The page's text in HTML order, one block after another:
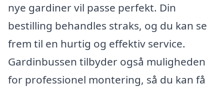
nye gardiner vil passe perfekt. Din
bestilling behandles straks, og du kan se
frem til en hurtig og effektiv service.
Gardinbussen tilbyder også muligheden
for professionel montering, så du kan få